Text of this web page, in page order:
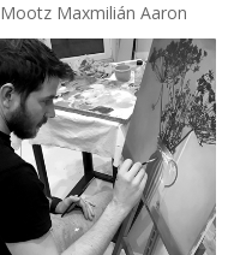
Mootz Maxmilián Aaron